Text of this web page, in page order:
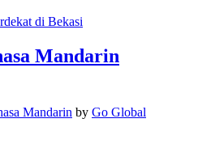
Mandarin
Mandarin by Go Global